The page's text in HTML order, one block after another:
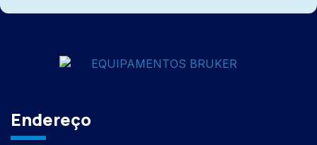
Endereço